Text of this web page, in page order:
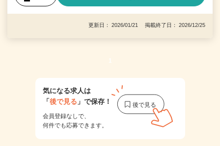
更新日： 2026/01/21 掲載終了日： 2026/12/25
1
気になる求人は
「後で見る 」で保存！
会員登録なしで、
何件でも応募できます。